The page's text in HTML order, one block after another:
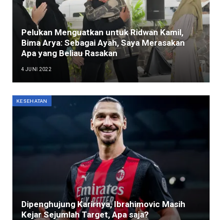
Pelukan Menguatkan untuk Ridwan Kamil,
Bima Arya: Sebagai Ayah, Saya Merasakan
Apa yang Beliau Rasakan
4 JUNI 2022
KESEHATAN
Dipenghujung Karirnya, Ibrahimovic Masih
Kejar Sejumlah Target, Apa saja?